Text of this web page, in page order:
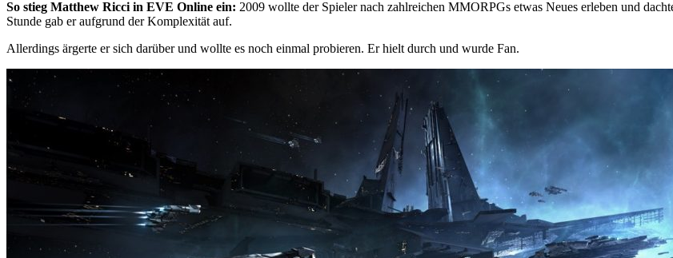
So stieg Matthew Ricci in EVE Online ein: 2009 wollte der Spieler nach zahlreichen MMORPGs etwas Neues erleben und
Stunde gab er aufgrund der Komplexität auf.
Allerdings ärgerte er sich darüber und wollte es noch einmal probieren. Er hielt durch und wurde Fan.